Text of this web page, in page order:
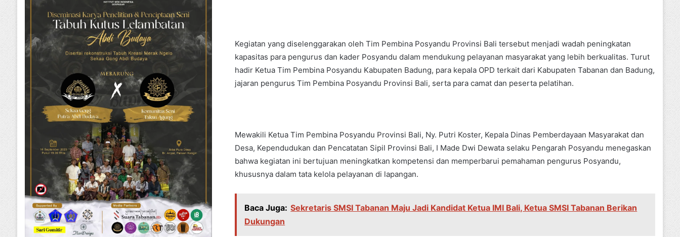
Kegiatan yang diselenggarakan oleh Tim Pembina Posyandu Provinsi Bali tersebut menjadi wadah peningkatan
kapasitas para pengurus dan kader Posyandu dalam mendukung pelayanan masyarakat yang lebih berkualitas. Turut
hadir Ketua Tim Pembina Posyandu Kabupaten Badung, para kepala OPD terkait dari Kabupaten Tabanan dan Badung,
jajaran pengurus Tim Pembina Posyandu Provinsi Bali, serta para camat dan peserta pelatihan.
Mewakili Ketua Tim Pembina Posyandu Provinsi Bali, Ny. Putri Koster, Kepala Dinas Pemberdayaan Masyarakat dan
Desa, Kependudukan dan Pencatatan Sipil Provinsi Bali, I Made Dwi Dewata selaku Pengarah Posyandu menegaskan
bahwa kegiatan ini bertujuan meningkatkan kompetensi dan memperbarui pemahaman pengurus Posyandu,
khususnya dalam tata kelola pelayanan di lapangan.
Baca Juga: Sekretaris SMSI Tabanan Maju Jadi Kandidat Ketua IMI Bali, Ketua SMSI Tabanan Berikan
Dukungan